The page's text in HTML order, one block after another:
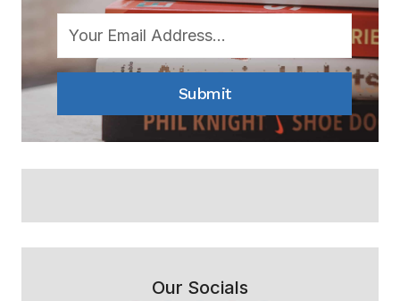
Submit
Our Socials